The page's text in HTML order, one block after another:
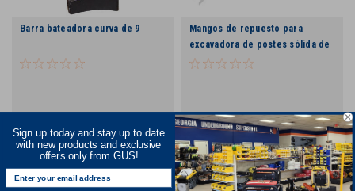
Barra bateadora curva de 9
COMPARA
Mangos de repuesto para
excavadora de postes sólida de
8 pies -
COMPARA
Sign up today and stay up to date
with new products and exclusive
offers only from GUS!